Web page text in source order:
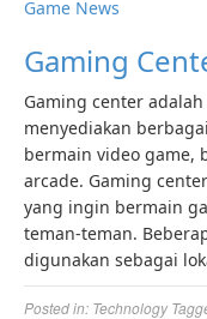
Game News
Gaming
Gaming center
menyediakan
bermain video game,
arcade. Gaming
yang ingin bermain
teman-teman.
digunakan sebagai
Posted in: Technology